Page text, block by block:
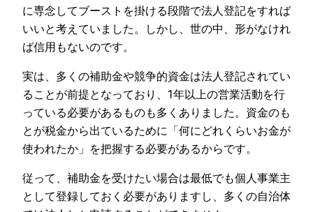
に専念してブーストを掛ける段階で法人登記をすれば
いいと考えていました。しかし、世の中、形がなけれ
ば信用もないのです。
実は、多くの補助金や競争的資金は法人登記されてい
ることが前提となっており、1年以上の営業活動を行
っている必要があるものも多くありました。資金のも
とが税金から出ているために「何にどれくらいお金が
使われたか」を把握する必要があるからです。
従って、補助金を受けたい場合は最低でも個人事業主
として登録しておく必要がありますし、多くの自治体